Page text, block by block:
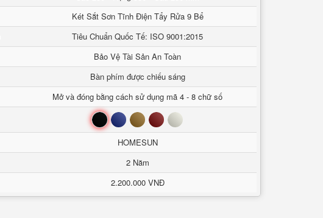
Két Sắt Sơn Tĩnh Điện Tẩy Rửa 9 Bể
Tiêu Chuẩn Quốc Tế: ISO 9001:2015
Bảo Vệ Tài Sản An Toàn
Bàn phím được chiếu sáng
Mở và đóng bằng cách sử dụng mã 4 - 8 chữ số
Đen Xanh Nâu Đỏ Trắng
HOMESUN
2 Năm
2.200.000 VNĐ